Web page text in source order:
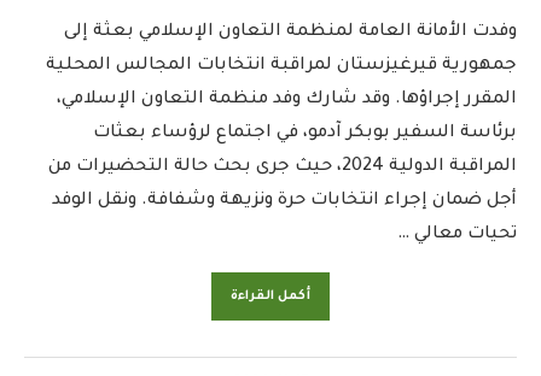
وفدت الأمانة العامة لمنظمة التعاون الإسلامي بعثة إلى
جمهورية قيرغيزستان لمراقبة انتخابات المجالس المحلية
المقرر إجراؤها. وقد شارك وفد منظمة التعاون الإسلامي،
برئاسة السفير بوبكر آدمو، في اجتماع لرؤساء بعثات
المراقبة الدولية 2024، حيث جرى بحث حالة التحضيرات من
أجل ضمان إجراء انتخابات حرة ونزيهة وشفافة. ونقل الوفد
تحيات معالي …
أكمل القراءة